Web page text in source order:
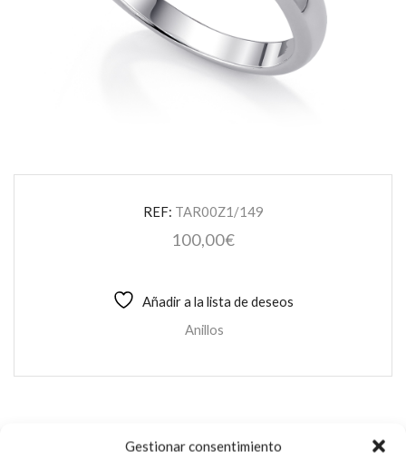
Gestionar consentimiento
REF: TAR00Z1/149
100,00€
Añadir a la lista de deseos
Anillos
SORTIJA PLATA Y PIEDRAS